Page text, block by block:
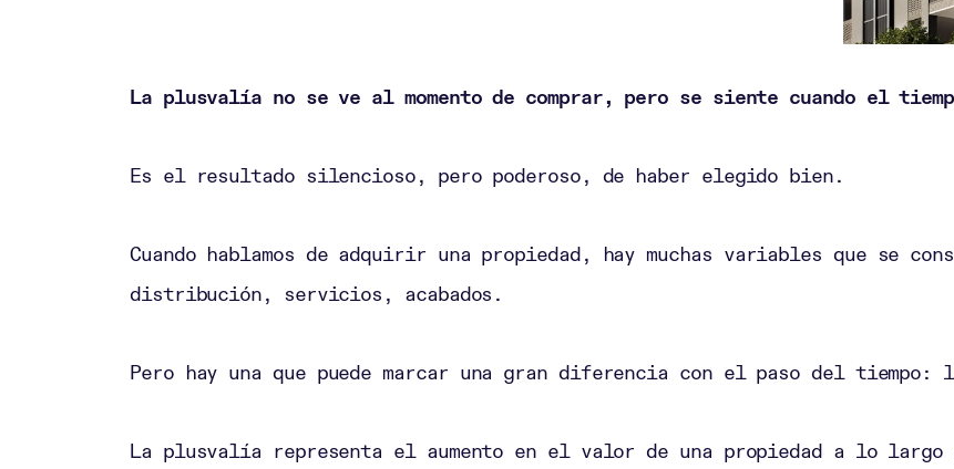
La plusvalía no se ve al momento de comprar, pero se siente cuando el
Es el resultado silencioso, pero poderoso, de haber elegido bien.
Cuando hablamos de adquirir una propiedad, hay muchas variables que se
distribución, servicios, acabados.
Pero hay una que puede marcar una gran diferencia con el paso del tiempo:
La plusvalía representa el aumento en el valor de una propiedad a lo largo